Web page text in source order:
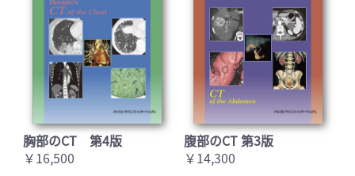
胸部のCT 第4版
￥16,500
腹部のCT 第3版
￥14,300